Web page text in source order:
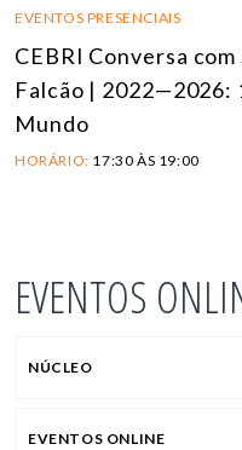
EVENTOS PRESENCIAIS
CEBRI Conversa
Falcão | 2022—2026:
Mundo
HORÁRIO: 17:30 ÀS 19:00
EVENTOS
NÚCLEO
EVENTOS ONLINE